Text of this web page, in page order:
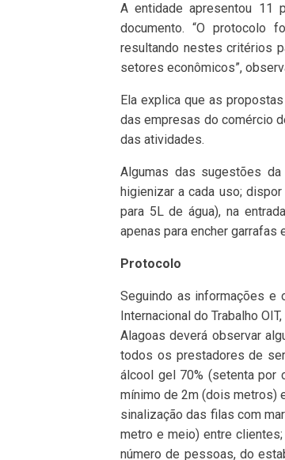
A entidade apresentou 11
documento. “O protocolo
resultando nestes critérios
setores econômicos”,
Ela explica que as
das empresas do comércio
das atividades.
Algumas das sugestões
higienizar a cada uso;
para 5L de água), na
apenas para encher garrafas
Protocolo
Seguindo as informações e
Internacional do Trabalho
Alagoas deverá observar
todos os prestadores de
álcool gel 70% (setenta por
mínimo de 2m (dois metros)
sinalização das filas com
metro e meio) entre
número de pessoas, do